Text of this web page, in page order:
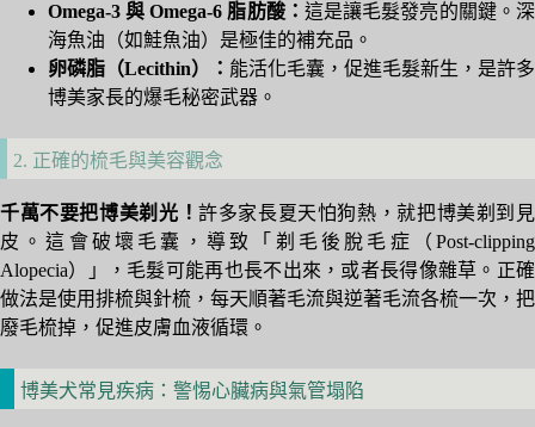
Omega-3 與 Omega-6 脂肪酸： 這是讓毛髮發亮的關鍵。深
海魚油（如鮭魚油）是極佳的補充品。
卵磷脂（Lecithin）： 能活化毛囊，促進毛髮新生，是許多
博美家長的爆毛秘密武器。
2. 正確的梳毛與美容觀念
千萬不要把博美剃光！許多家長夏天怕狗熱，就把博美剃到見
皮。這會破壞毛囊，導致「剃毛後脫毛症（Post-clipping
Alopecia）」，毛髮可能再也長不出來，或者長得像雜草。正確
做法是使用排梳與針梳，每天順著毛流與逆著毛流各梳一次，把
廢毛梳掉，促進皮膚血液循環。
博美犬常見疾病：警惕心臟病與氣管塌陷